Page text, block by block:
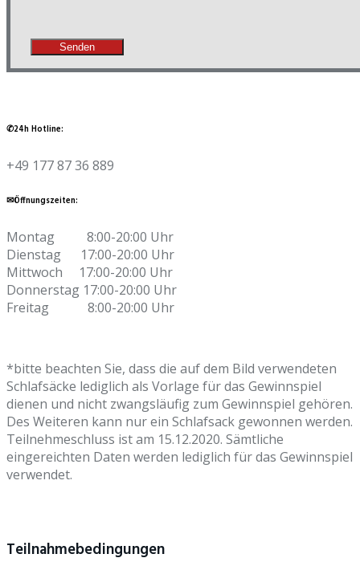
✆24h Hotline:
+49 177 87 36 889
✉Öffnungszeiten:
Montag 8:00-20:00 Uhr
Dienstag 17:00-20:00 Uhr
Mittwoch 17:00-20:00 Uhr
Donnerstag 17:00-20:00 Uhr
Freitag 8:00-20:00 Uhr
*bitte beachten Sie, dass die auf dem Bild verwendeten
Schlafsäcke lediglich als Vorlage für das Gewinnspiel
dienen und nicht zwangsläufig zum Gewinnspiel gehören.
Des Weiteren kann nur ein Schlafsack gewonnen werden.
Teilnehmeschluss ist am 15.12.2020. Sämtliche
eingereichten Daten werden lediglich für das Gewinnspiel
verwendet.
Teilnahmebedingungen